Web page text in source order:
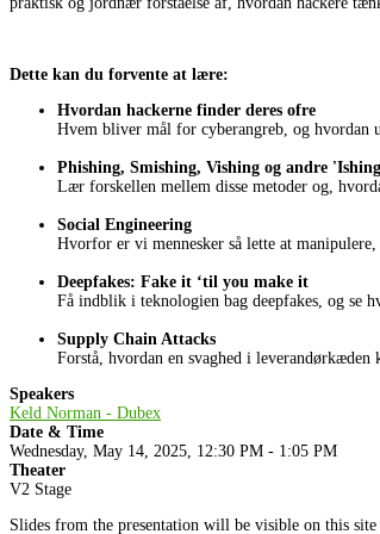
Dette kan du forvente at lære:
Hvordan hackerne finder deres ofre
Hvem bliver mål for cyberangreb, og hvordan
Phishing, Smishing, Vishing og andre
Lær forskellen mellem disse metoder og,
Social Engineering
Hvorfor er vi mennesker så lette at
Deepfakes: Fake it ‘til you make it
Få indblik i teknologien bag deepfakes, og se
Supply Chain Attacks
Forstå, hvordan en svaghed i leverandørkæden
Speakers
Keld Norman - Dubex
Date & Time
Wednesday, May 14, 2025, 12:30 PM - 1:05 PM
Theater
V2 Stage
Slides from the presentation will be visible on this